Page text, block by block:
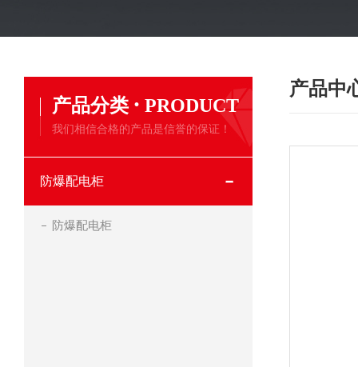
产品分类 · PRODUCT
我们相信合格的产品是信誉的保证！
防爆配电柜
防爆配电柜
产品中